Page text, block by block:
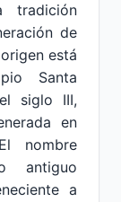
tradición
de
está
Santa
siglo III,
en
nombre
antiguo
a